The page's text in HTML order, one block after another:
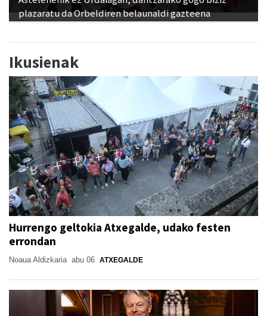
plazaratu da Orbeldiren belaunaldi gazteena
Ikusienak
Hurrengo geltokia Atxegalde, udako festen
errondan
Noaua Aldizkaria abu 06 ATXEGALDE